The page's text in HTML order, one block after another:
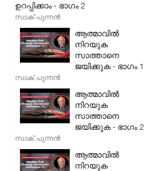
ഉറപ്പിക്കാം - ഭാഗം 2
സാക് പുന്നൻ
ആത്മാവിൽ
നിറയുക
സാത്താനെ
ജയിക്കുക - ഭാഗം 1
സാക് പുന്നൻ
ആത്മാവിൽ
നിറയുക
സാത്താനെ
ജയിക്കുക - ഭാഗം 2
സാക് പുന്നൻ
ആത്മാവിൽ
നിറയുക